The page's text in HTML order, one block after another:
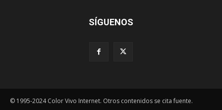
SÍGUENOS
© 1995-2024 Color Vivo Internet. Otros contenidos se cita fuente.